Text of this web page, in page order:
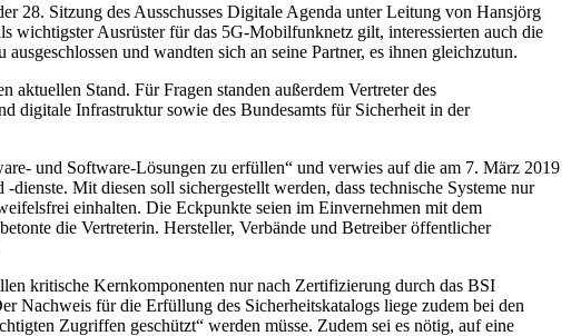
28. Sitzung des Ausschusses Digitale Agenda unter Leitung von Hansjörg
wichtigster Ausrüster für das 5G-Mobilfunknetz gilt, interessierten auch die
und wandten sich an seine Partner, es ihnen gleichzutun.
Stand. Für Fragen standen außerdem Vertreter des
digitale Infrastruktur sowie des Bundesamts für Sicherheit in der
und Software-Lösungen zu erfüllen“ und verwies auf die am 7. März 2019
Mit diesen soll sichergestellt werden, dass technische Systeme nur
einhalten. Die Eckpunkte seien im Einvernehmen mit dem
die Vertreterin. Hersteller, Verbände und Betreiber öffentlicher
kritische Kernkomponenten nur nach Zertifizierung durch das BSI
Nachweis für die Erfüllung des Sicherheitskatalogs liege zudem bei den
Zugriffen geschützt“ werden müsse. Zudem sei es nötig, auf eine